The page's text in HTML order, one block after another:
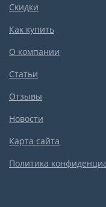
Скидки
Как купить
О компании
Статьи
Отзывы
Новости
Карта сайта
Политика